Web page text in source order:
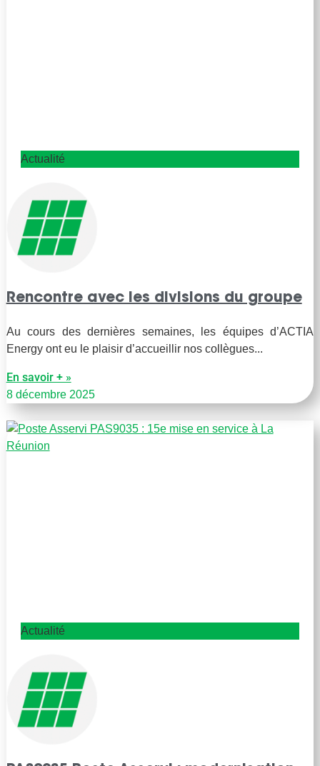
Actualité
Rencontre avec les divisions du groupe
Au cours des dernières semaines, les équipes d’ACTIA
Energy ont eu le plaisir d’accueillir nos collègues
En savoir + »
8 décembre 2025
Actualité